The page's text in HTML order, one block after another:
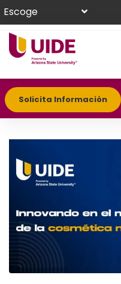
Escoge
Solicita Información